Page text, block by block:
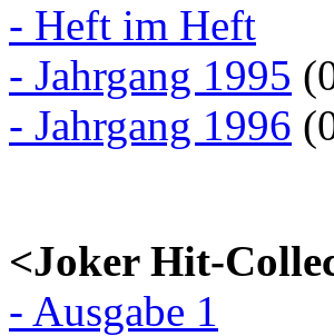
- Heft im Heft
- Jahrgang 1995
- Jahrgang 1996
<Joker Hit-
- Ausgabe 1